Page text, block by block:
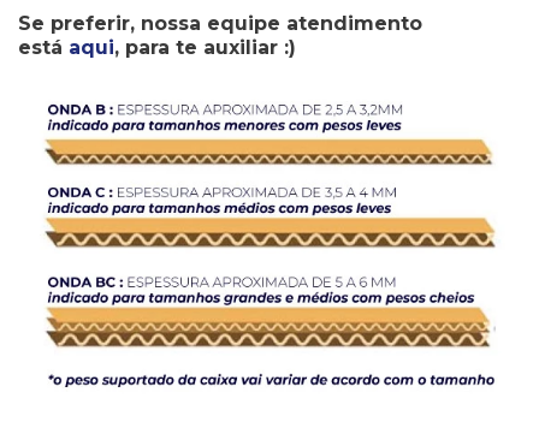
Se preferir, nossa equipe atendimento
está aqui, para te auxiliar :)